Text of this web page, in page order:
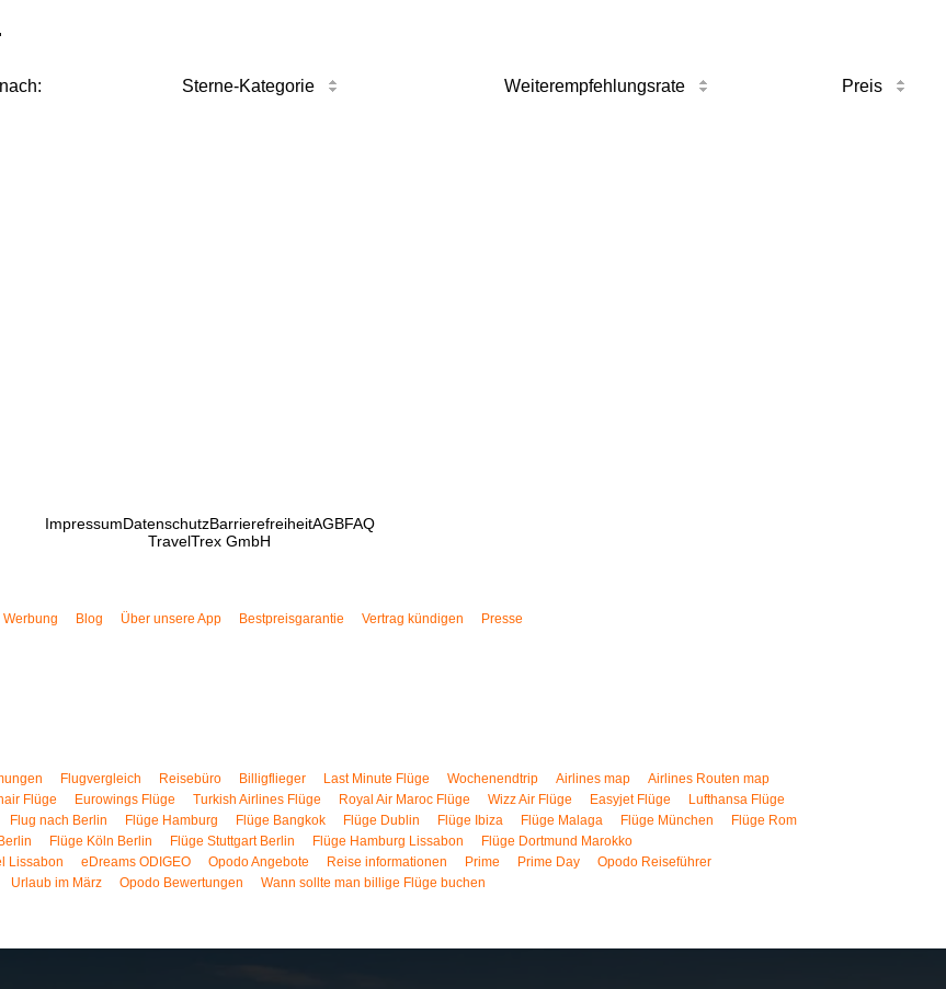
Sterne-Kategorie Weiterempfehlungsrate Preis
ImpressumDatenschutzBarrierefreiheitAGBFAQ
TravelTrex GmbH